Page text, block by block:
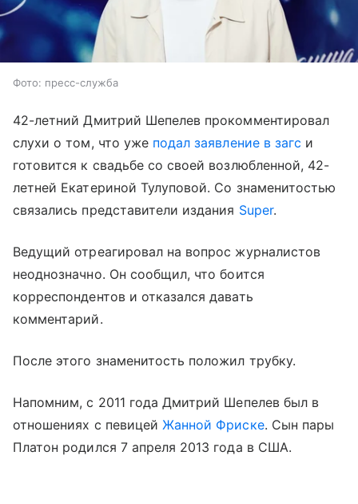
Фото: пресс-служба
42-летний Дмитрий Шепелев прокомментировал
слухи о том, что уже подал заявление в загс и
готовится к свадьбе со своей возлюбленной, 42-
летней Екатериной Тулуповой. Со знаменитостью
связались представители издания Super.
Ведущий отреагировал на вопрос журналистов
неоднозначно. Он сообщил, что боится
корреспондентов и отказался давать
комментарий.
После этого знаменитость положил трубку.
Напомним, с 2011 года Дмитрий Шепелев был в
отношениях с певицейЖанной Фриске. Сын пары
Платон родился 7 апреля 2013 года в США.